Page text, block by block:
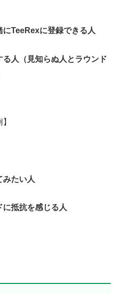
にTeeRexに登録できる人
る人（見知らぬ人とラウンド
みたい人
に抵抗を感じる人